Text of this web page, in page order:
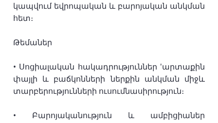
կապվում եվրոպական և բարոյական անկման
հետ։
Թեմաներ
• Սոցիալական հակադրություններ 'արտաքին
փայլի և բաճկոնների ներքին անկման միջև
տարբերությունների ուսումնասիրություն։
• Բարոյականություն և ամբիցիաներ